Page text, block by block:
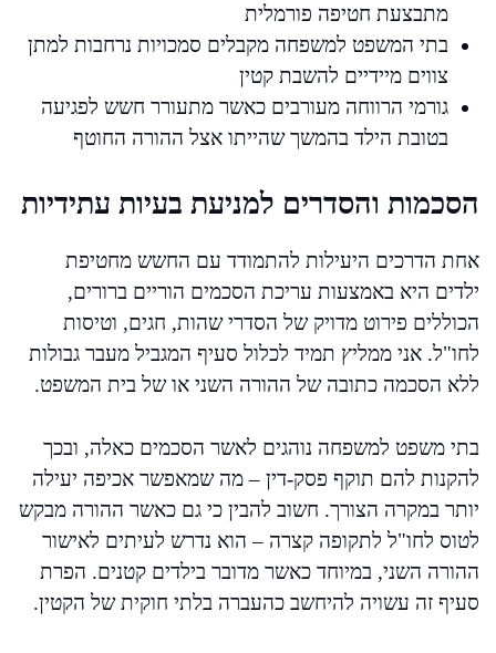
מתבצעת חטיפה פורמלית
בתי המשפט למשפחה מקבלים סמכויות נרחבות למתן
צווים מיידיים להשבת קטין
גורמי הרווחה מעורבים כאשר מתעורר חשש לפגיעה
בטובת הילד בהמשך שהייתו אצל ההורה החוטף
הסכמות והסדרים למניעת בעיות עתידיות
אחת הדרכים היעילות להתמודד עם החשש מחטיפת
ילדים היא באמצעות עריכת הסכמים הוריים ברורים,
הכוללים פירוט מדויק של הסדרי שהות, חגים, וטיסות
לחו"ל. אני ממליץ תמיד לכלול סעיף המגביל מעבר גבולות
ללא הסכמה כתובה של ההורה השני או של בית המשפט.
בתי משפט למשפחה נוהגים לאשר הסכמים כאלה, ובכך
להקנות להם תוקף פסק-דין – מה שמאפשר אכיפה יעילה
יותר במקרה הצורך. חשוב להבין כי גם כאשר ההורה מבקש
לטוס לחו"ל לתקופה קצרה – הוא נדרש לעיתים לאישור
ההורה השני, במיוחד כאשר מדובר בילדים קטנים. הפרת
סעיף זה עשויה להיחשב כהעברה בלתי חוקית של הקטין.